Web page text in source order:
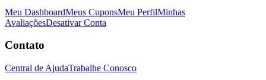
Meu DashboardMeus CuponsMeu PerfilMinhas
AvaliaçõesDesativar Conta
Contato
Central de AjudaTrabalhe Conosco